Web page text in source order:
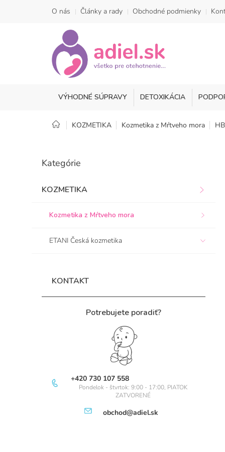
O nás Články a rady Obchodné podmienky
VÝHODNÉ SÚPRAVY DETOXIKÁCIA
Domov
KOZMETIKA Kozmetika z Mŕtveho mora
č
ý
kategórie
Kategórie
KOZMETIKA
Kozmetika z Mŕtveho mora
ETANI Česká kozmetika
KONTAKT
Potrebujete poradiť?
+420 730 107 558
Pondelok - štvrtok: 9:00 - 17:00, PIATOK
ZATVORENÉ
obchod@adiel.sk